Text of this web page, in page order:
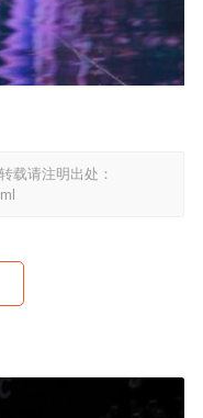
载请注明出处：